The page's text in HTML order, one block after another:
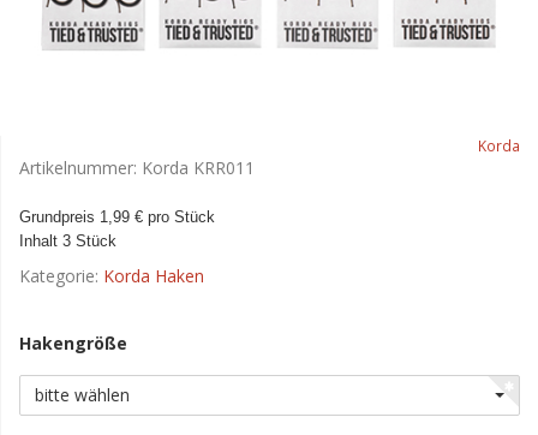
Korda
Artikelnummer: Korda KRR011
Grundpreis 1,99 € pro Stück
Inhalt 3 Stück
Kategorie: Korda Haken
Hakengröße
bitte wählen